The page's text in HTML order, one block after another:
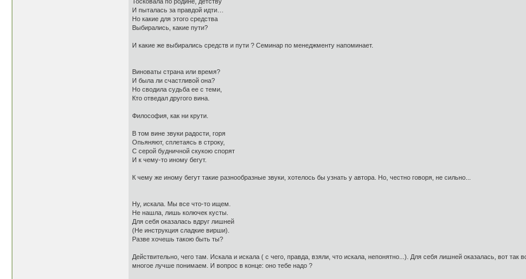
И пыталась за правдой идти…
Но какие для этого средства
Выбирались, какие пути?
И какие же выбирались средств и пути ? Cеминар по менеджменту напоминает.
Виноваты страна или время?
И была ли счастливой она?
Но сводила судьба ее с теми,
Кто отведал другого вина.
Философия, как ни крути.
В том вине звуки радости, горя
Опьяняют, сплетаясь в строку,
С серой будничной скукою спорят
И к чему-то иному бегут.
К чему же иному бегут такие разнообразные звуки, хотелось бы узнать у автора. Но, честно говоря, не сильно...
Ну, искала. Мы все что-то ищем.
Не нашла, лишь колючек кусты.
Для себя оказалась вдруг лишней
(Не инструкция сладкие вирши).
Разве хочешь такою быть ты?
Действительно, чего там. Искала и искала ( с чего, правда, взяли, что искала, непонятно...). Для себя лишней оказалась, вот
многое лучше понимаем. И вопрос в конце: оно тебе надо ?